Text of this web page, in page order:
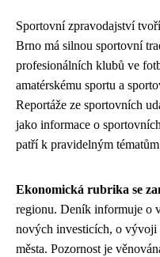
Sportovní zpravodajství
Brno má silnou sportovní
profesionálních klubů ve
amatérskému sportu a
Reportáže ze sportovních
jako informace o
patří k pravidelným
Ekonomická rubrika se
regionu. Deník informuje o
nových investicích, o vývoji
města. Pozornost je